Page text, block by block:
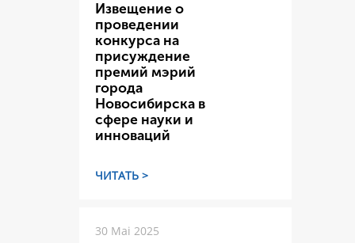
Извещение о
проведении
конкурса на
присуждение
премий мэрий
города
Новосибирска в
сфере науки и
инноваций
ЧИТАТЬ >
30 Mai 2025